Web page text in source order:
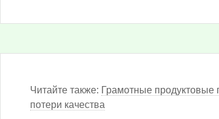
Читайте также: Грамотные продуктовые
потери качества